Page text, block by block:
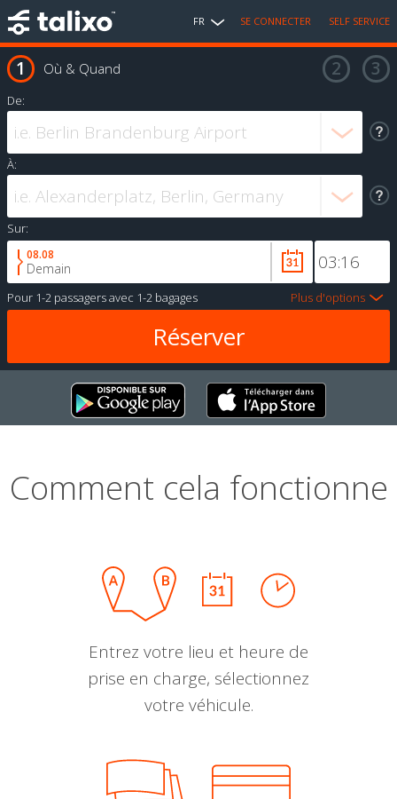
FR SE CONNECTER SELF SERVICE
Où & Quand
De:
À:
Sur:
08.08
Demain
Pour 1-2 passagersavec 1-2 bagages Plus d'options
Comment cela fonctionne
Entrez votre lieu et heure de
prise en charge, sélectionnez
votre véhicule.